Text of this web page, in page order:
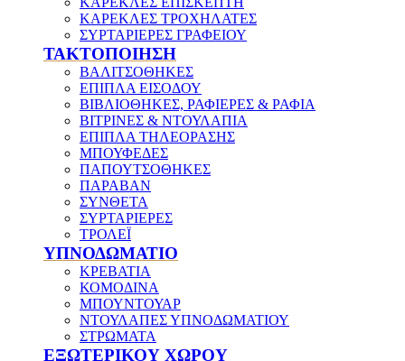
ΚΑΡΕΚΛΕΣ ΤΡΟΧΗΛΑΤΕΣ
ΣΥΡΤΑΡΙΕΡΕΣ ΓΡΑΦΕΙΟΥ
ΤΑΚΤΟΠΟΙΗΣΗ
ΒΑΛΙΤΣΟΘΗΚΕΣ
ΕΠΙΠΛΑ ΕΙΣΟΔΟΥ
ΒΙΒΛΙΟΘΗΚΕΣ, ΡΑΦΙΕΡΕΣ & ΡΑΦΙΑ
ΒΙΤΡΙΝΕΣ & ΝΤΟΥΛΑΠΙΑ
ΕΠΙΠΛΑ ΤΗΛΕΟΡΑΣΗΣ
ΜΠΟΥΦΕΔΕΣ
ΠΑΠΟΥΤΣΟΘΗΚΕΣ
ΠΑΡΑΒΑΝ
ΣΥΝΘΕΤΑ
ΣΥΡΤΑΡΙΕΡΕΣ
ΤΡΟΛΕΪ
ΥΠΝΟΔΩΜΑΤΙΟ
ΚΡΕΒΑΤΙΑ
ΚΟΜΟΔΙΝΑ
ΜΠΟΥΝΤΟΥΑΡ
ΝΤΟΥΛΑΠΕΣ ΥΠΝΟΔΩΜΑΤΙΟΥ
ΣΤΡΩΜΑΤΑ
ΕΞΩΤΕΡΙΚΟΥ ΧΩΡΟΥ